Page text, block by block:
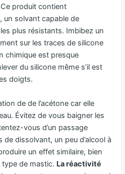
produit contient
un solvant capable de
plus résistants. Imbibez un
sur les traces de silicone
chimique est presque
du silicone même s’il est
doigts.
de de l’acétone car elle
Évitez de vous baigner les
vous d’un passage
de dissolvant, un peu d’alcool à
un effet similaire, bien
de mastic. La réactivité